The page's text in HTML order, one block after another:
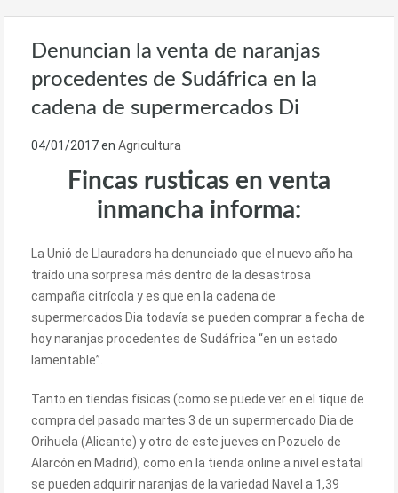
Denuncian la venta de naranjas
procedentes de Sudáfrica en la
cadena de supermercados Di
04/01/2017en Agricultura
Fincas rusticas en venta
inmancha informa:
La Unió de Llauradors ha denunciado que el nuevo año ha
traído una sorpresa más dentro de la desastrosa
campaña citrícola y es que en la cadena de
supermercados Dia todavía se pueden comprar a fecha de
hoy naranjas procedentes de Sudáfrica “en un estado
lamentable”.
Tanto en tiendas físicas (como se puede ver en el tique de
compra del pasado martes 3 de un supermercado Dia de
Orihuela (Alicante) y otro de este jueves en Pozuelo de
Alarcón en Madrid), como en la tienda online a nivel estatal
se pueden adquirir naranjas de la variedad Navel a 1,39